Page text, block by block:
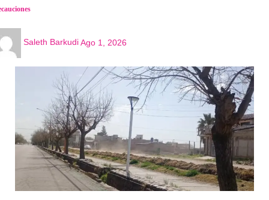
Saleth BarkudiAgo 1, 2026